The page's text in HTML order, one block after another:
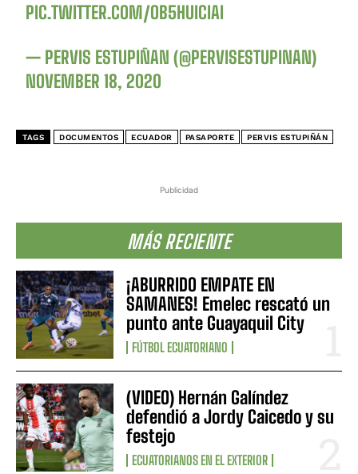
Publicidad
MÁS RECIENTE
¡ABURRIDO EMPATE EN
SAMANES! Emelec rescató un
punto ante Guayaquil City
FÚTBOL ECUATORIANO
(VIDEO) Hernán Galíndez
defendió a Jordy Caicedo y su
festejo
ECUATORIANOS EN EL EXTERIOR
PIC.TWITTER.COM/OB5HUICIAI
— PERVIS ESTUPIÑAN (@PERVISESTUPINAN)
NOVEMBER 18, 2020
TAGS DOCUMENTOS ECUADOR PASAPORTE PERVIS ESTUPIÑÁN